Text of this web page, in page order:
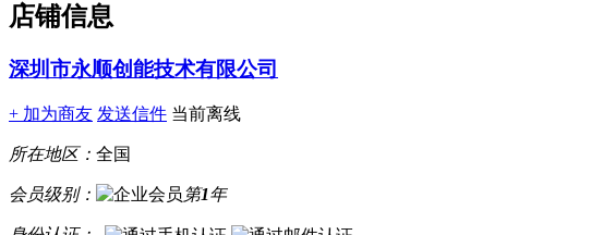
店铺信息
深圳市永顺创能技术有限公司
+ 加为商友 发送信件 当前离线
所在地区： 全国
会员级别： 第1年